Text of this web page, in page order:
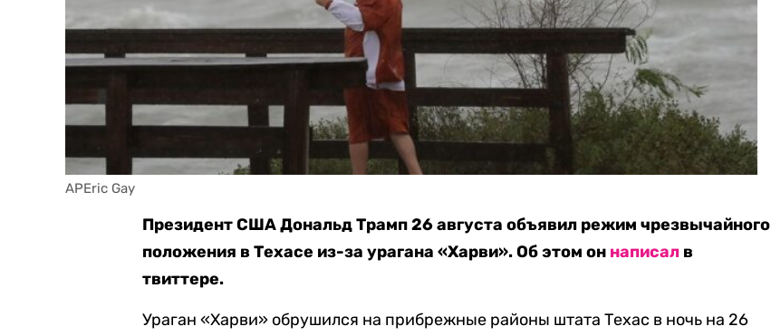
APEric Gay
Президент США Дональд Трамп 26 августа объявил режим чрезвычайного
положения в Техасе из-за урагана «Харви». Об этом он написал в
твиттере.
Ураган «Харви» обрушился на прибрежные районы штата Техас в ночь на 26